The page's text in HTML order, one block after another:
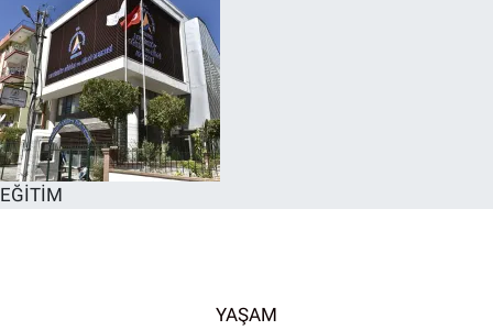
EĞİTİM
YAŞAM